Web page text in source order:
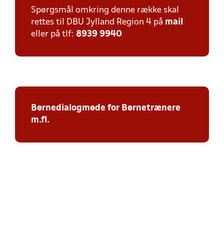
Spørgsmål omkring denne række skal
rettes til DBU Jylland Region 4 på mail
eller på tlf: 8939 9940
Børnedialogmøde for Børnetrænere
m.fl.